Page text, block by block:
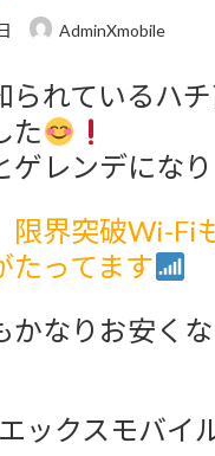
AdminXmobile
れているハ
た
ゲレンデにな
限界突破Wi-Fi
たってます
かなりお安く
ックスモバイ